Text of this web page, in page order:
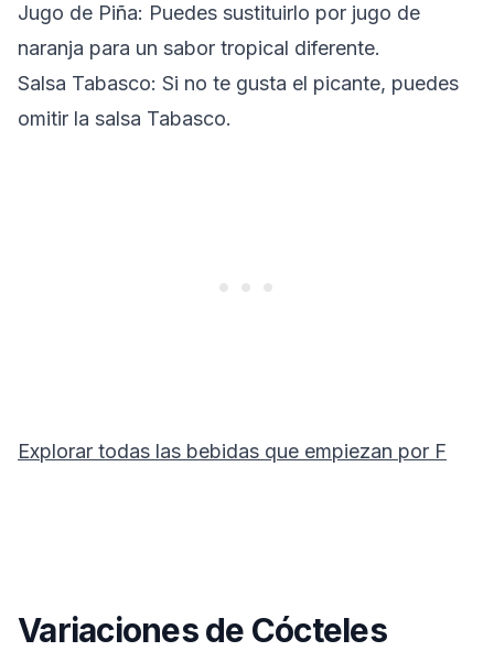
Jugo de Piña: Puedes sustituirlo por jugo de
naranja para un sabor tropical diferente.
Salsa Tabasco: Si no te gusta el picante, puedes
omitir la salsa Tabasco.
Explorar todas las bebidas que empiezan por F
Variaciones de Cócteles